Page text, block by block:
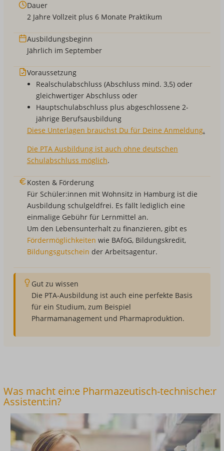
Dauer
2 Jahre Vollzeit plus 6 Monate Praktikum
Ausbildungsbeginn
Jährlich im September
Voraussetzung
Realschulabschluss (Abschluss mind. 3,5) oder
gleichwertiger Abschluss oder
Hauptschulabschluss plus abgeschlossene 2-
jährige Berufsausbildung
Diese Unterlagen brauchst Du für Deine Anmeldung.
Die PTA Ausbildung ist auch ohne deutschen
Schulabschluss möglich.
Kosten & Förderung
Für Schüler:innen mit Wohnsitz in Hamburg ist die
Ausbildung schulgeldfrei. Es fällt lediglich eine
einmalige Gebühr für Lernmittel an.
Um den Lebensunterhalt zu finanzieren, gibt es
Fördermöglichkeiten wie BAföG, Bildungskredit,
Bildungsgutschein der Arbeitsagentur.
Gut zu wissen
Die PTA-Ausbildung ist auch eine perfekte Basis
für ein Studium, zum Beispiel
Pharmamanagement und Pharmaproduktion.
Was macht ein:e Pharmazeutisch-technische:r
Assistent:in?